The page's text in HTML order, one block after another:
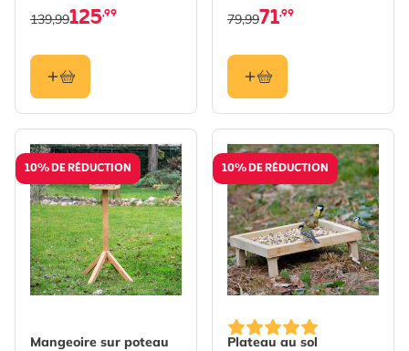
125,99
139,99 71,99
79,99
10% DE RÉDUCTION
Mangeoire sur poteau
10% DE RÉDUCTION
Plateau au sol